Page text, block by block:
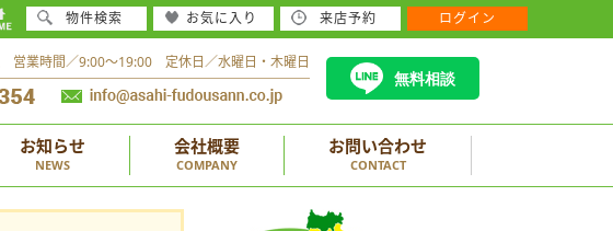
営業時間／9:00～19:00 定休日／水曜日・木曜日
無料相談
お知らせ
NEWS
会社概要
COMPANY
お問い合わせ
CONTACT
物件検索 お気に入り 来店予約 ログイン